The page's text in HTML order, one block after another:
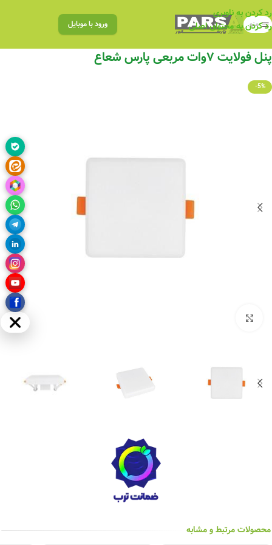
رد کردن به ناوبری
رد کردن به محتوای اصلی
منو ورود با موبایل
پنل فولایت ۷وات مربعی پارس شعاع
-5%
محصولات مرتبط و مشابه